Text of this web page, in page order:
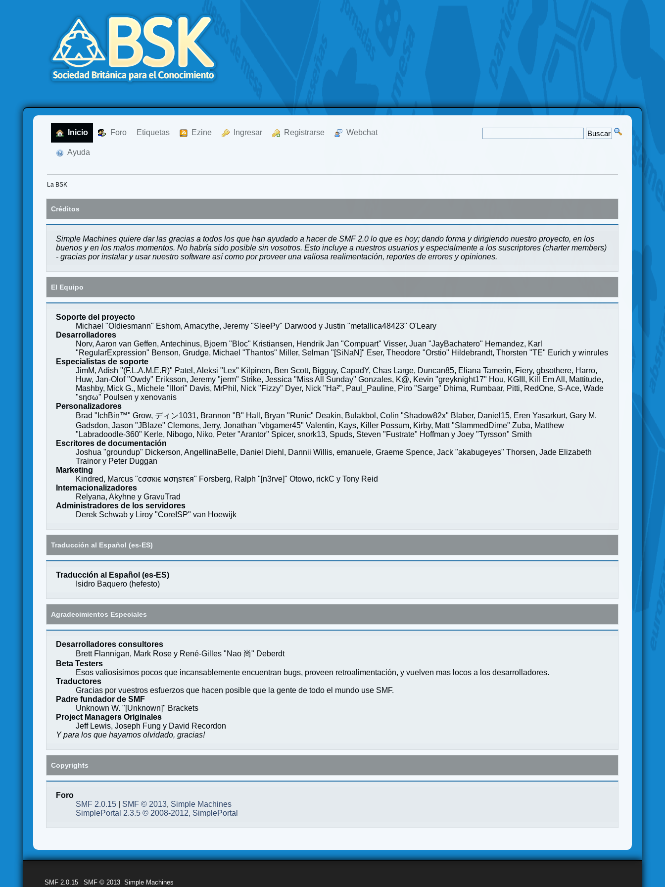
Inicio Foro Etiquetas Ezine Ingresar Registrarse Webchat
Ayuda
La BSK
Créditos
Simple Machines quiere dar las gracias a todos los que han ayudado a hacer de SMF 2.0 lo que es hoy; dando forma y dirigiendo nuestro proyecto, en los
buenos y en los malos momentos. No habría sido posible sin vosotros. Esto incluye a nuestros usuarios y especialmente a los suscriptores (charter members)
- gracias por instalar y usar nuestro software así como por proveer una valiosa realimentación, reportes de errores y opiniones.
El Equipo
Soporte del proyecto
Michael "Oldiesmann" Eshom, Amacythe, Jeremy "SleePy" Darwood y Justin "metallica48423" O'Leary
Desarrolladores
Norv, Aaron van Geffen, Antechinus, Bjoern "Bloc" Kristiansen, Hendrik Jan "Compuart" Visser, Juan "JayBachatero" Hernandez, Karl
"RegularExpression" Benson, Grudge, Michael "Thantos" Miller, Selman "[SiNaN]" Eser, Theodore "Orstio" Hildebrandt, Thorsten "TE" Eurich y winrules
Especialistas de soporte
JimM, Adish "(F.L.A.M.E.R)" Patel, Aleksi "Lex" Kilpinen, Ben Scott, Bigguy, CapadY, Chas Large, Duncan85, Eliana Tamerin, Fiery, gbsothere, Harro,
Huw, Jan-Olof "Owdy" Eriksson, Jeremy "jerm" Strike, Jessica "Miss All Sunday" Gonzales, K@, Kevin "greyknight17" Hou, KGIII, Kill Em All, Mattitude,
Mashby, Mick G., Michele "Illori" Davis, MrPhil, Nick "Fizzy" Dyer, Nick "Ha²", Paul_Pauline, Piro "Sarge" Dhima, Rumbaar, Pitti, RedOne, S-Ace, Wade
"sησω" Poulsen y xenovanis
Personalizadores
Brad "IchBin™" Grow, ディン1031, Brannon "B" Hall, Bryan "Runic" Deakin, Bulakbol, Colin "Shadow82x" Blaber, Daniel15, Eren Yasarkurt, Gary M.
Gadsdon, Jason "JBlaze" Clemons, Jerry, Jonathan "vbgamer45" Valentin, Kays, Killer Possum, Kirby, Matt "SlammedDime" Zuba, Matthew
"Labradoodle-360" Kerle, Nibogo, Niko, Peter "Arantor" Spicer, snork13, Spuds, Steven "Fustrate" Hoffman y Joey "Tyrsson" Smith
Escritores de documentación
Joshua "groundup" Dickerson, AngellinaBelle, Daniel Diehl, Dannii Willis, emanuele, Graeme Spence, Jack "akabugeyes" Thorsen, Jade Elizabeth
Trainor y Peter Duggan
Marketing
Kindred, Marcus "cσσкιє мσηѕтєя" Forsberg, Ralph "[n3rve]" Otowo, rickC y Tony Reid
Internacionalizadores
Relyana, Akyhne y GravuTrad
Administradores de los servidores
Derek Schwab y Liroy "CoreISP" van Hoewijk
Traducción al Español (es-ES)
Traducción al Español (es-ES)
Isidro Baquero (hefesto)
Agradecimientos Especiales
Desarrolladores consultores
Brett Flannigan, Mark Rose y René-Gilles "Nao 尚" Deberdt
Beta Testers
Esos valiosísimos pocos que incansablemente encuentran bugs, proveen retroalimentación, y vuelven mas locos a los desarrolladores.
Traductores
Gracias por vuestros esfuerzos que hacen posible que la gente de todo el mundo use SMF.
Padre fundador de SMF
Unknown W. "[Unknown]" Brackets
Project Managers Originales
Jeff Lewis, Joseph Fung y David Recordon
Y para los que hayamos olvidado, gracias!
Copyrights
Foro
SMF 2.0.15
SMF © 2013, Simple Machines
SimplePortal 2.3.5 © 2008-2012, SimplePortal
SMF 2.0.15 |SMF © 2013 ,Simple Machines